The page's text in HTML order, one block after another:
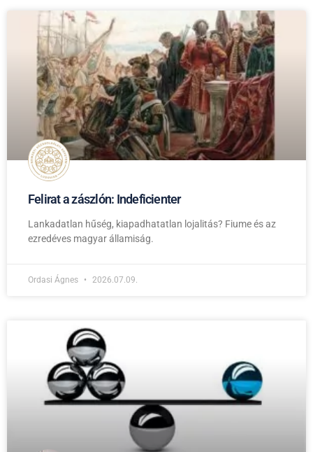
Felirat a zászlón: Indeficienter
Lankadatlan hűség, kiapadhatatlan lojalitás? Fiume és az
ezredéves magyar államiság.
Ordasi Ágnes 2026.07.09.